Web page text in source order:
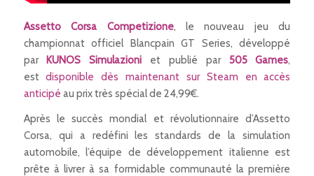
Assetto Corsa Competizione, le nouveau jeu du
championnat officiel Blancpain GT Series, développé
par KUNOS Simulazioni et publié par 505 Games,
estdisponible dès maintenant sur Steam en accès
anticipé au prix très spécial de 24,99€.
Après le succès mondial et révolutionnaire d’Assetto
Corsa, qui a redéfini les standards de la simulation
automobile, l’équipe de développement italienne est
prête à livrer à sa formidable communauté la première